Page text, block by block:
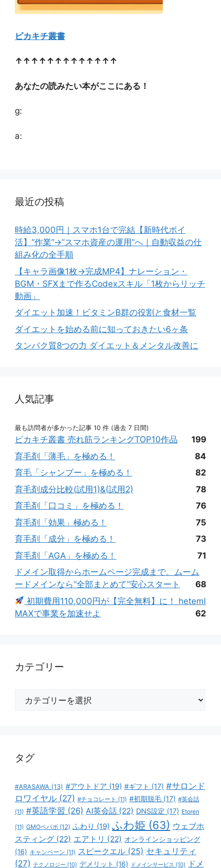
ピカキチ叢書
↑↑↑↑↑↑↑↑↑↑↑↑↑
あなたの読みたい本がここにある！
g:
a:
最近の投稿
時給3,000円｜スマホ1台で完結【新時代ポイ
活】”作業”→”スマホ資産の運用”へ｜自動収益の仕
組み化の全手順
【キャラ画像1枚→完成MP4】ナレーション・
BGM・SFXまで作るCodexスキル「1枚からリッチ
動画」
ダイエット加速！ビタミンB群の役割と食材一覧
ダイエットを始める前に知っておきたい6ヶ条
タンパク質8つの力 ダイエット＆メンタル改善に
人気記事
最も訪問者が多かった記事 10 件 (過去 7 日間)
ピカキチ叢書 売れ筋ランキングTOP10作品
199
育毛剤「薄毛」を極める！
84
育毛「シャンプー」を極める！
82
育毛剤成分比較(試用1)&(試用2)
78
育毛剤「口コミ」を極める！
76
育毛剤「効果」極める！
75
育毛剤「成分」を極める！
73
育毛剤「AGA」を極める！
71
ドメイン取得からホームページ完成まで。ムーム
ードメインなら“全部まとめて”安心スタート
68
初期費用110,000円が【完全無料】に！ heteml
MAXで事業を加速せよ
62
カテゴリー
タグ
#ARASAWA (13) #アウトドア (19) #ギフト (17) #サロンド
ロワイヤル (27) #チョコレート (11) #初期脱毛 (17) #英会話
(11) #英語学習 (26) AI英会話 (22) DNS設定 (17) Etoren
(11) GMOペパボ (12) ふわり (19) ふわ姫 (63) ウェブホ
スティング (22) エアトリ (22) オンラインショッピング
(16) キャンペーン (11) スピークエル (25) セキュリティ
(27) テクノロジー (10) デメリット (16) ドメインサービス (10) ドメ